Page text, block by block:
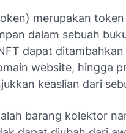
merupakan
dalam sebuah
dapat
website, hingga
keaslian dari
barang kolektor